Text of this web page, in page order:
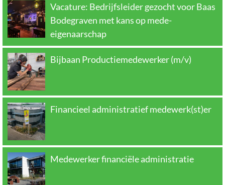
Vacature: Bedrijfsleider gezocht voor Baas
Bodegraven met kans op mede-
eigenaarschap
Bijbaan Productiemedewerker (m/v)
Financieel administratief medewerk(st)er
Medewerker financiële administratie